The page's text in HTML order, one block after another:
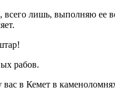
лишь, выполняю
рабов.
в Кемет в